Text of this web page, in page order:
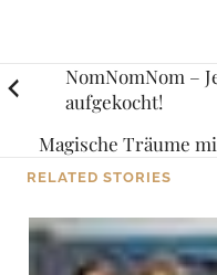
Posts
navigation
NomNomNom –
aufgekocht!
Magische Träume
RELATED STORIES